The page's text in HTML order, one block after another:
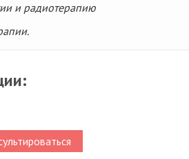
и радиотерапию